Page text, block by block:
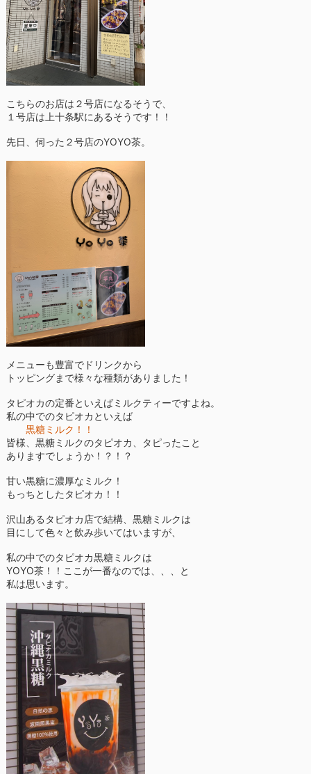
こちらのお店は２号店になるそうで、
１号店は上十条駅にあるそうです！！
先日、伺った２号店のYOYO茶。
メニューも豊富でドリンクから
トッピングまで様々な種類がありました！
タピオカの定番といえばミルクティーですよね。
私の中でのタピオカといえば
黒糖ミルク！！
皆様、黒糖ミルクのタピオカ、タピったこと
ありますでしょうか！？！？
甘い黒糖に濃厚なミルク！
もっちとしたタピオカ！！
沢山あるタピオカ店で結構、黒糖ミルクは
目にして色々と飲み歩いてはいますが、
私の中でのタピオカ黒糖ミルクは
YOYO茶！！ここが一番なのでは、、、と
私は思います。